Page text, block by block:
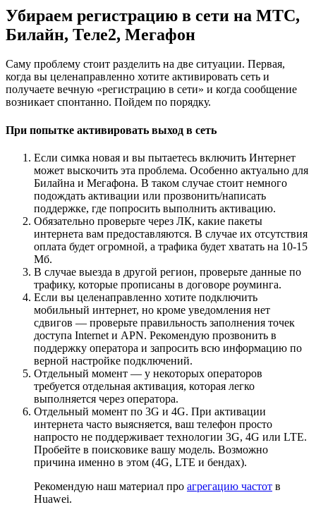
Убираем регистрацию в сети на МТС,
Билайн, Теле2, Мегафон
Саму проблему стоит разделить на две ситуации. Первая,
когда вы целенаправленно хотите активировать сеть и
получаете вечную «регистрацию в сети» и когда сообщение
возникает спонтанно. Пойдем по порядку.
При попытке активировать выход в сеть
Если симка новая и вы пытаетесь включить Интернет
может выскочить эта проблема. Особенно актуально для
Билайна и Мегафона. В таком случае стоит немного
подождать активации или прозвонить/написать
поддержке, где попросить выполнить активацию.
Обязательно проверьте через ЛК, какие пакеты
интернета вам предоставляются. В случае их отсутствия
оплата будет огромной, а трафика будет хватать на 10-15
Мб.
В случае выезда в другой регион, проверьте данные по
трафику, которые прописаны в договоре роуминга.
Если вы целенаправленно хотите подключить
мобильный интернет, но кроме уведомления нет
сдвигов — проверьте правильность заполнения точек
доступа Internet и APN. Рекомендую прозвонить в
поддержку оператора и запросить всю информацию по
верной настройке подключений.
Отдельный момент — у некоторых операторов
требуется отдельная активация, которая легко
выполняется через оператора.
Отдельный момент по 3G и 4G. При активации
интернета часто выясняется, ваш телефон просто
напросто не поддерживает технологии 3G, 4G или LTE.
Пробейте в поисковике вашу модель. Возможно
причина именно в этом (4G, LTE и бендах).
Рекомендую наш материал про агрегацию частот в
Huawei.